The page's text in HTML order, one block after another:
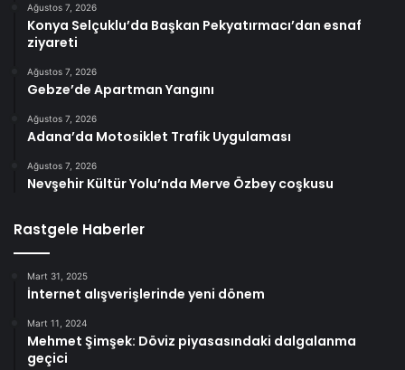
Ağustos 7, 2026
Konya Selçuklu’da Başkan Pekyatırmacı’dan esnaf
ziyareti
Ağustos 7, 2026
Gebze’de Apartman Yangını
Ağustos 7, 2026
Adana’da Motosiklet Trafik Uygulaması
Ağustos 7, 2026
Nevşehir Kültür Yolu’nda Merve Özbey coşkusu
Rastgele Haberler
Mart 31, 2025
İnternet alışverişlerinde yeni dönem
Mart 11, 2024
Mehmet Şimşek: Döviz piyasasındaki dalgalanma
geçici